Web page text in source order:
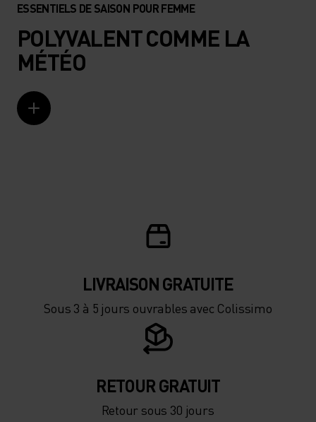
ESSENTIELS DE SAISON POUR FEMME
POLYVALENT COMME LA
MÉTÉO
LIVRAISON GRATUITE
Sous 3 à 5 jours ouvrables avec Colissimo
RETOUR GRATUIT
Retour sous 30 jours